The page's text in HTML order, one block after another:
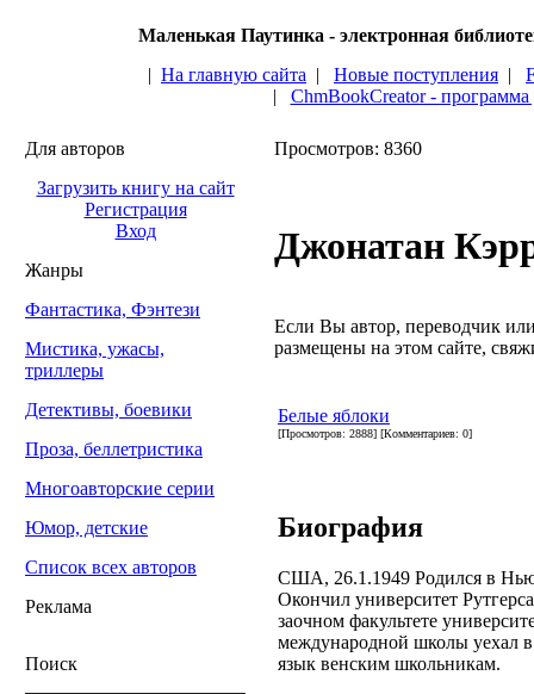
Маленькая Паутинка - электронная
| На главную сайта | Новые поступления |
| ChmBookCreator -
Для авторов
Загрузить книгу на сайт
Регистрация
Вход
Жанры
Фантастика, Фэнтези
Мистика, ужасы,
триллеры
Детективы, боевики
Проза, беллетристика
Многоавторские серии
Юмор, детские
Список всех авторов
Реклама
Поиск
Просмотров: 8360
Джонатан
Если Вы автор, переводчик
размещены на этом сайте,
Белые яблоки
[Просмотров: 2888] [Комментариев: 0]
Биография
США, 26.1.1949 Родился в
Окончил университет
заочном факультете
международной школы уехал
язык венским школьникам.